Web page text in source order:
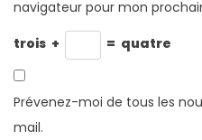
navigateur pour mon
trois + = quatre
Prévenez-moi de tous les
mail.